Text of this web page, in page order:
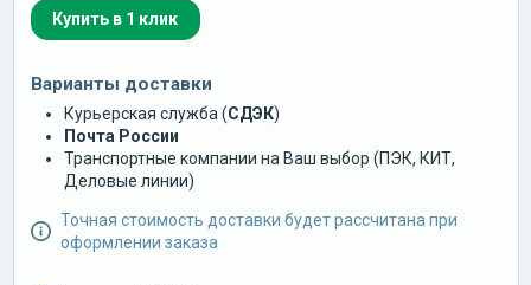
Купить в 1 клик
Варианты доставки
Курьерская служба (СДЭК)
Почта России
Транспортные компании на Ваш выбор (ПЭК, КИТ,
Деловые линии)
Точная стоимость доставки будет рассчитана при
оформлении заказа